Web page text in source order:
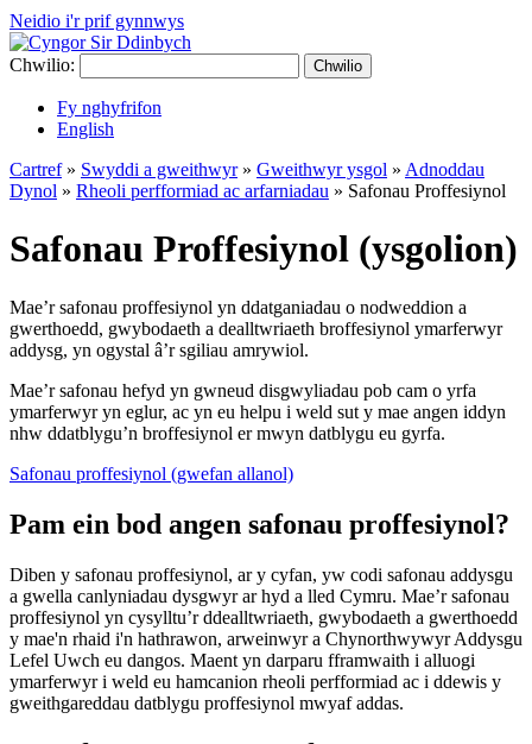
Neidio i'r prif gynnwys
Chwilio: Chwilio
Fy nghyfrifon
English
Cartref» Swyddi a gweithwyr» Gweithwyr ysgol » Adnoddau
Dynol » Rheoli perfformiad ac arfarniadau » Safonau Proffesiynol
Safonau Proffesiynol (ysgolion)
Mae’r safonau proffesiynol yn ddatganiadau o nodweddion a
gwerthoedd, gwybodaeth a dealltwriaeth broffesiynol ymarferwyr
addysg, yn ogystal â’r sgiliau amrywiol.
Mae’r safonau hefyd yn gwneud disgwyliadau pob cam o yrfa
ymarferwyr yn eglur, ac yn eu helpu i weld sut y mae angen iddyn
nhw ddatblygu’n broffesiynol er mwyn datblygu eu gyrfa.
Safonau proffesiynol (gwefan allanol)
Pam ein bod angen safonau proffesiynol?
Diben y safonau proffesiynol, ar y cyfan, yw codi safonau addysgu
a gwella canlyniadau dysgwyr ar hyd a lled Cymru. Mae’r safonau
proffesiynol yn cysylltu’r ddealltwriaeth, gwybodaeth a gwerthoedd
y mae'n rhaid i'n hathrawon, arweinwyr a Chynorthwywyr Addysgu
Lefel Uwch eu dangos. Maent yn darparu fframwaith i alluogi
ymarferwyr i weld eu hamcanion rheoli perfformiad ac i ddewis y
gweithgareddau datblygu proffesiynol mwyaf addas.